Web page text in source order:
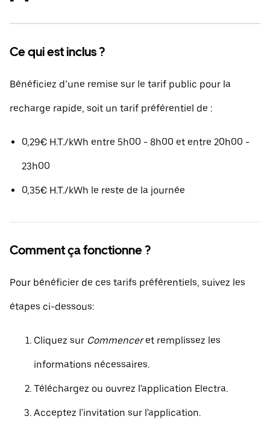
Ce qui est inclus ?
Bénéficiez d’une remise sur le tarif public pour la
recharge rapide, soit un tarif préférentiel de :
0,29€ H.T./kWh entre 5h00 - 8h00 et entre 20h00 -
23h00
0,35€ H.T./kWh le reste de la journée
Comment ça fonctionne ?
Pour bénéficier de ces tarifs préférentiels, suivez les
étapes ci-dessous:
Cliquez sur Commenceret remplissez les
informations nécessaires.
Téléchargez ou ouvrez l'application Electra.
Acceptez l'invitation sur l'application.